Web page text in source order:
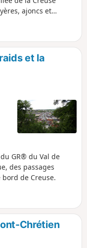
ajoncs et
et de la
la descente vers
d’œuvres
sculpteurs.
et la
GR® du Val de
des passages
de Creuse.
Chrétien